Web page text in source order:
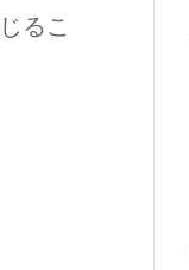
るこ